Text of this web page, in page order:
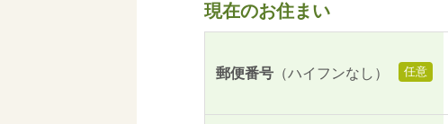
現在のお住まい
郵便番号 （ハイフンなし） 任意